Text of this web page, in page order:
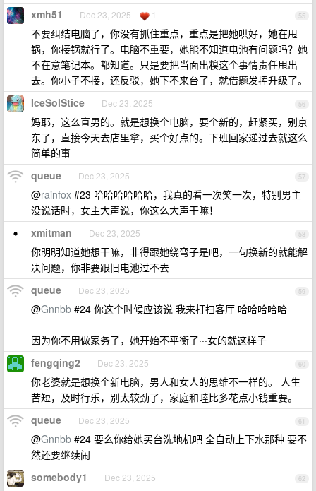
55
xmh51 Dec 23, 2025 1
不要纠结电脑了，你没有抓住重点，重点是把她哄好，她在甩
锅，你接锅就行了。电脑不重要，她能不知道电池有问题吗？她
不在意笔记本。都知道。只是要把当面出糗这个事情责任甩出
去。你小子不接，还反驳，她下不来台了，就借题发挥升级了。
56
IceSolStice Dec 23, 2025
妈耶，这么直男的。就是想换个电脑，要个新的，赶紧买，别京
东了，直接今天去店里拿，买个好点的。下班回家递过去就这么
简单的事
57
queue Dec 23, 2025
@rainfox #23 哈哈哈哈哈哈，我真的看一次笑一次，特别男主
没说话时，女主大声说，你这么大声干嘛！
58
xmitman Dec 23, 2025
你明明知道她想干嘛，非得跟她绕弯子是吧，一句换新的就能解
决问题，你非要跟旧电池过不去
59
queue Dec 23, 2025
@Gnnbb #24 你这个时候应该说 我来打扫客厅 哈哈哈哈哈
因为你不用做家务了，她开始不平衡了···女的就这样子
60
fengqing2 Dec 23, 2025
你老婆就是想换个新电脑，男人和女人的思维不一样的。 人生
苦短，及时行乐，别太较劲了，家庭和睦比多花点小钱重要。
61
queue Dec 23, 2025
@Gnnbb #24 要么你给她买台洗地机吧 全自动上下水那种 要不
然还要继续闹
62
somebody1 Dec 23, 2025